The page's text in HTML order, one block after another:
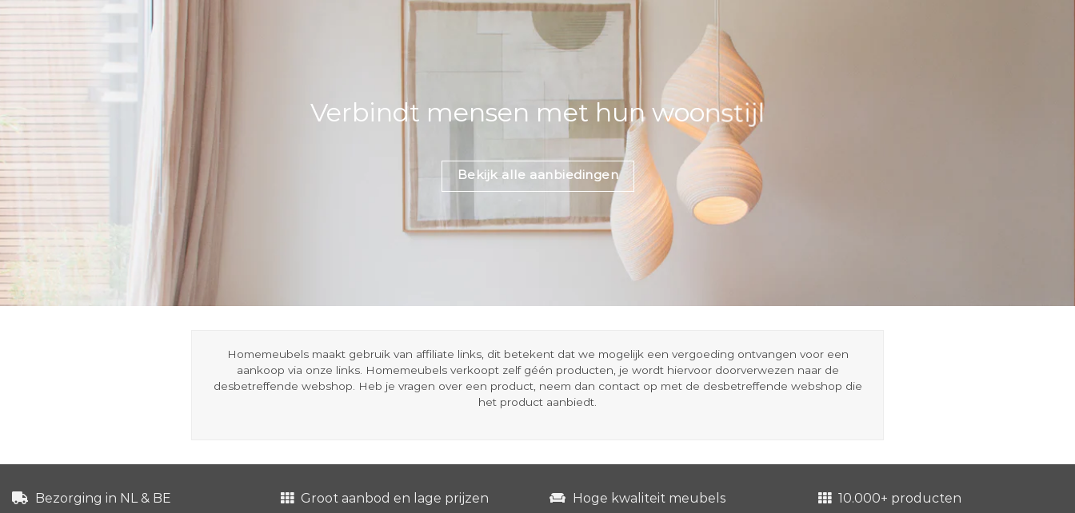
Verbindt mensen met hun woonstijl
Bekijk alle aanbiedingen
Homemeubels maakt gebruik van affiliate links, dit betekent dat we mogelijk een vergoeding ontvangen voor een
aankoop via onze links. Homemeubels verkoopt zelf géén producten, je wordt hiervoor doorverwezen naar de
desbetreffende webshop. Heb je vragen over een product, neem dan contact op met de desbetreffende webshop die
het product aanbiedt.
Bezorging in NL & BE Groot aanbod en lage prijzen Hoge kwaliteit meubels 10.000+ producten